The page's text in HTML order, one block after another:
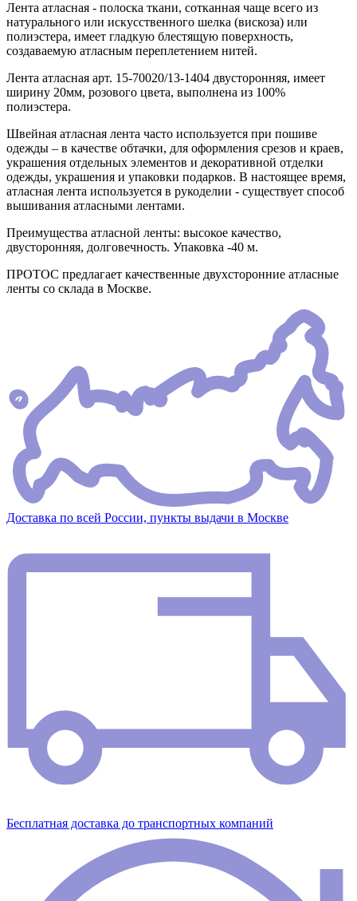
Лента атласная - полоска ткани, сотканная чаще всего из
натурального или искусственного шелка (вискоза) или
полиэстера, имеет гладкую блестящую поверхность,
создаваемую атласным переплетением нитей.
Лента атласная арт. 15-70020/13-1404 двусторонняя, имеет
ширину 20мм, розового цвета, выполнена из 100%
полиэстера.
Швейная атласная лента часто используется при пошиве
одежды – в качестве обтачки, для оформления срезов и краев,
украшения отдельных элементов и декоративной отделки
одежды, украшения и упаковки подарков. В настоящее время,
атласная лента используется в рукоделии - существует способ
вышивания атласными лентами.
Преимущества атласной ленты: высокое качество,
двусторонняя, долговечность. Упаковка -40 м.
ПРОТОС предлагает качественные двухсторонние атласные
ленты со склада в Москве.
Доставка по всей России, пункты выдачи в Москве
Бесплатная доставка до транспортных компаний